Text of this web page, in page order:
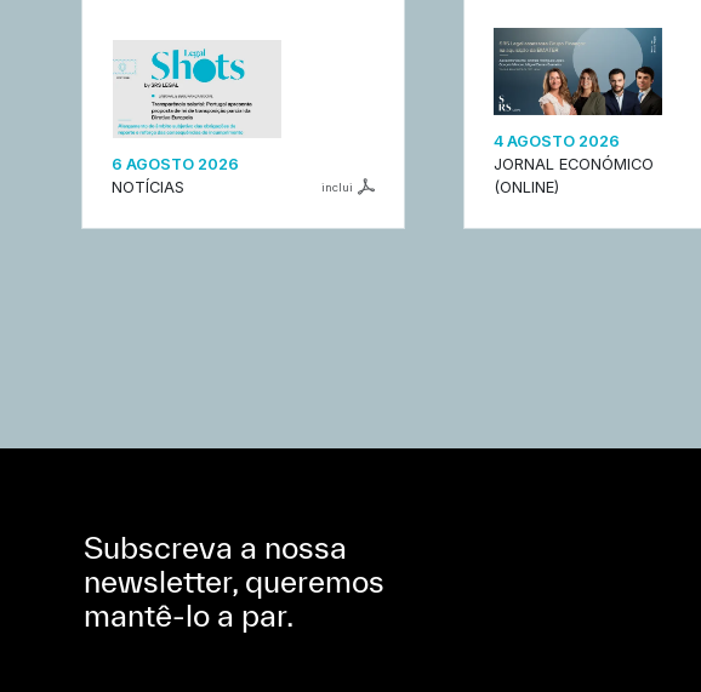
6 AGOSTO 2026
NOTÍCIAS
inclui
4 AGOSTO 2026
JORNAL ECONÓMICO
(ONLINE)
Subscreva a nossa
newsletter, queremos
mantê-lo a par.